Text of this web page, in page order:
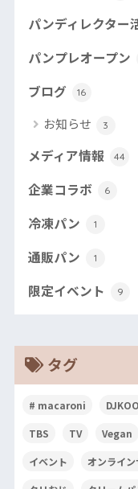
パンディレクター
パンプレオープン
ブログ 16
お知らせ 3
メディア情報 44
企業コラボ 6
冷凍パン 1
通販パン 1
限定イベント 9
タグ
# macaroni DJKOO
TBS TV Vegan
イベント オンライン